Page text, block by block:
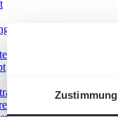
Zustimmung
im HTV